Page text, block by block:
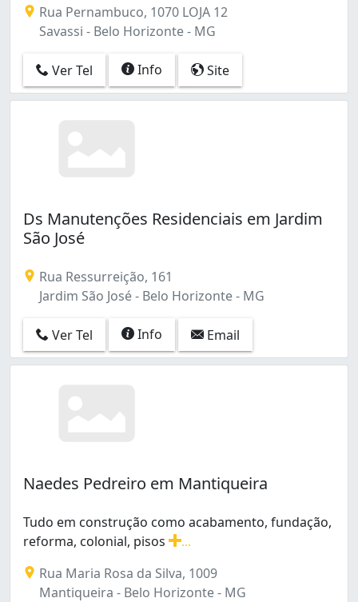
Rua Pernambuco, 1070 LOJA 12
Savassi - Belo Horizonte - MG
Ver Tel Info Site
Ds Manutenções Residenciais em Jardim
São José
Rua Ressurreição, 161
Jardim São José - Belo Horizonte - MG
Ver Tel Info Email
Naedes Pedreiro em Mantiqueira
Tudo em construção como acabamento, fundação,
reforma, colonial, pisos
Rua Maria Rosa da Silva, 1009
Mantiqueira - Belo Horizonte - MG